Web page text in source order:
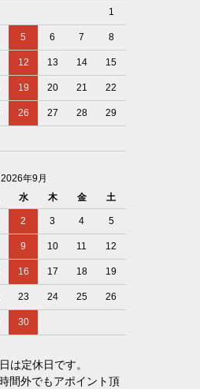
1
5 6 7 8
12 13 14 15
19 20 21 22
26 27 28 29
2026年9月
水 木 金 土
2 3 4 5
9 10 11 12
16 17 18 19
23 24 25 26
30
は定休日です。
間外でもアポイント頂